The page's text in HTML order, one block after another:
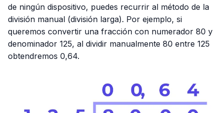
de ningún dispositivo, puedes recurrir al método de la
división manual (división larga). Por ejemplo, si
queremos convertir una fracción con numerador 80 y
denominador 125, al dividir manualmente 80 entre 125
obtendremos 0,64.